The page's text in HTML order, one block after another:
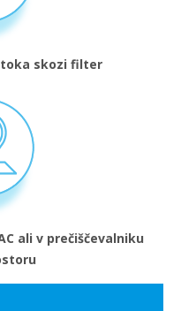
skozi filter
ali v prečiščevalniku